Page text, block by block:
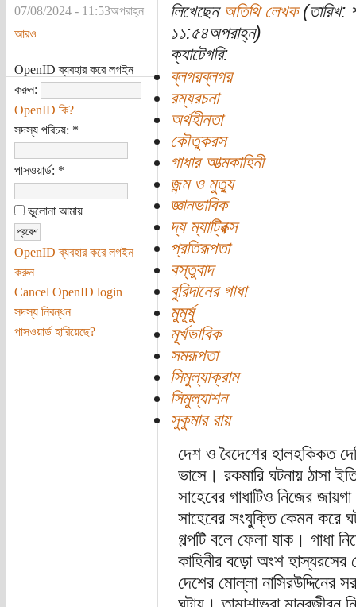
07/08/2024 - 11:53অপরাহ্ন
আরও
OpenID ব্যবহার করে লগইন
করুন:
OpenID কি?
সদস্য পরিচয়: *
পাসওয়ার্ড: *
ভুলোনা আমায়
OpenID ব্যবহার করে লগইন
করুন
Cancel OpenID login
সদস্য নিবন্ধন
পাসওয়ার্ড হারিয়েছে?
লিখেছেন অতিথি লেখক(তারিখ:
১১:৫৪অপরাহ্ন)
ক্যাটেগরি:
ব্লগরব্লগর
রম্যরচনা
অর্থহীনতা
কৌতুকরস
গাধার আত্মকাহিনী
জন্ম ও মুত্যু
জ্ঞানভাবিক
দ্য ম্যাট্রিক্স
প্রতিরূপতা
বস্তুবাদ
বুরিদানের গাধা
মুমূর্ষু
মূর্খভাবিক
সমরূপতা
সিমুল্যাক্রাম
সিমুল্যাশন
সুকুমার রায়
দেশ ও বৈদেশের হালহকিকত
ভাসে। রকমারি ঘটনায় ঠাসা
সাহেবের গাধাটিও নিজের
সাহেবের সংযুক্তি কেমন করে
গল্পটি বলে ফেলা যাক। গাধা
কাহিনীর বড়ো অংশ হাস্যরসের
দেশের মোল্লা নাসিরউদ্দিনের